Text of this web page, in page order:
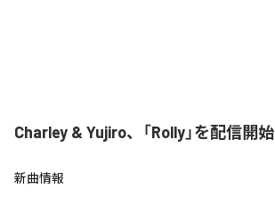
Charley & Yujiro、「Rolly」を配信開始
新曲情報